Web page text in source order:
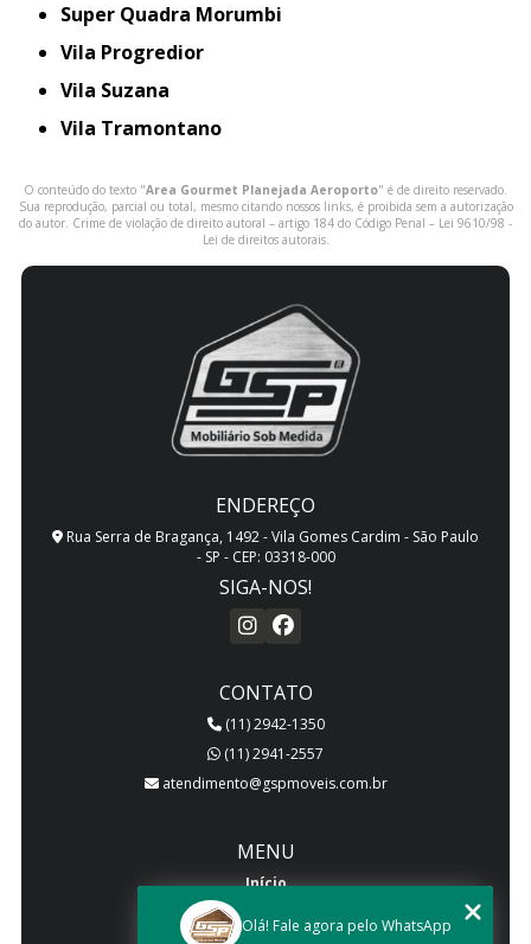
Super Quadra Morumbi
Vila Progredior
Vila Suzana
Vila Tramontano
O conteúdo do texto "Area Gourmet Planejada Aeroporto" é de direito reservado.
Sua reprodução, parcial ou total, mesmo citando nossos links, é proibida sem a autorização
do autor. Crime de violação de direito autoral – artigo 184 do Código Penal – Lei 9610/98 -
Lei de direitos autorais.
ENDEREÇO
Rua Serra de Bragança, 1492 - Vila Gomes Cardim - São Paulo
- SP - CEP: 03318-000
SIGA-NOS!
CONTATO
(11) 2942-1350
(11) 2941-2557
atendimento@gspmoveis.com.br
MENU
Início
Quem somos
Olá! Fale agora pelo WhatsApp